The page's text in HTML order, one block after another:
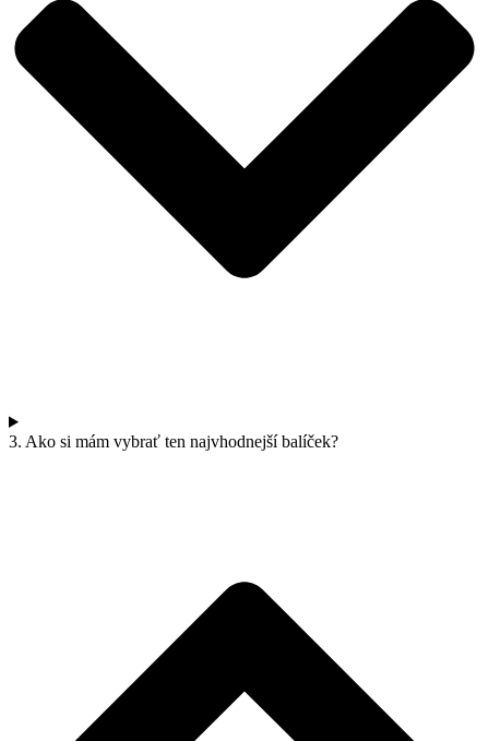
3. Ako si mám vybrať ten najvhodnejší balíček?